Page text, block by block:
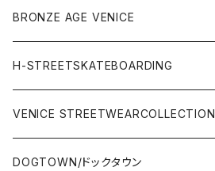
WEAR(サーフブランド衣類)
Rhythm(サーフアパレル)
Ripcurl(サーフブランド)
COMPLETE（完成品）
STREET
SURFSKATE
TRUCK(トラック)
WHEEL(ウィール)
OTHERS(スケボー小物/ステッカー類)
小物類
SALE
BRONZE AGE VENICE
made in JAPAN
made in USA
H-STREETSKATEBOARDING
VENICE STREETWEARCOLLECTION
DOGTOWN/ドックタウン